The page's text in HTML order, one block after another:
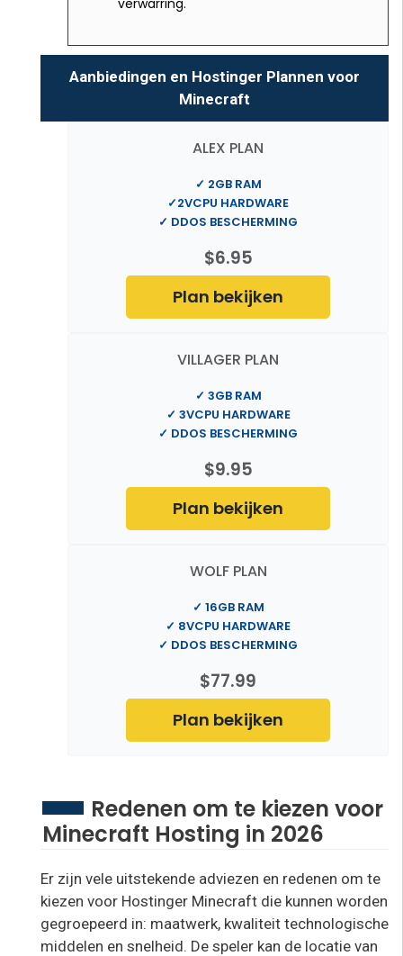
Aanbiedingen en Hostinger Plannen voor
Minecraft
ALEX PLAN
$6.95
✓ 2GB RAM
✓2VCPU HARDWARE
✓ DDOS BESCHERMING
Plan bekijken
VILLAGER PLAN
$9.95
✓ 3GB RAM
✓ 3VCPU HARDWARE
✓ DDOS BESCHERMING
Plan bekijken
WOLF PLAN
$77.99
✓ 16GB RAM
✓ 8VCPU HARDWARE
✓ DDOS BESCHERMING
Plan bekijken
Redenen om te kiezen voor
Minecraft Hosting in 2026
Er zijn vele uitstekende adviezen en redenen om te
kiezen voor Hostinger Minecraft die kunnen worden
gegroepeerd in: maatwerk, kwaliteit technologische
middelen en snelheid. De speler kan de locatie van